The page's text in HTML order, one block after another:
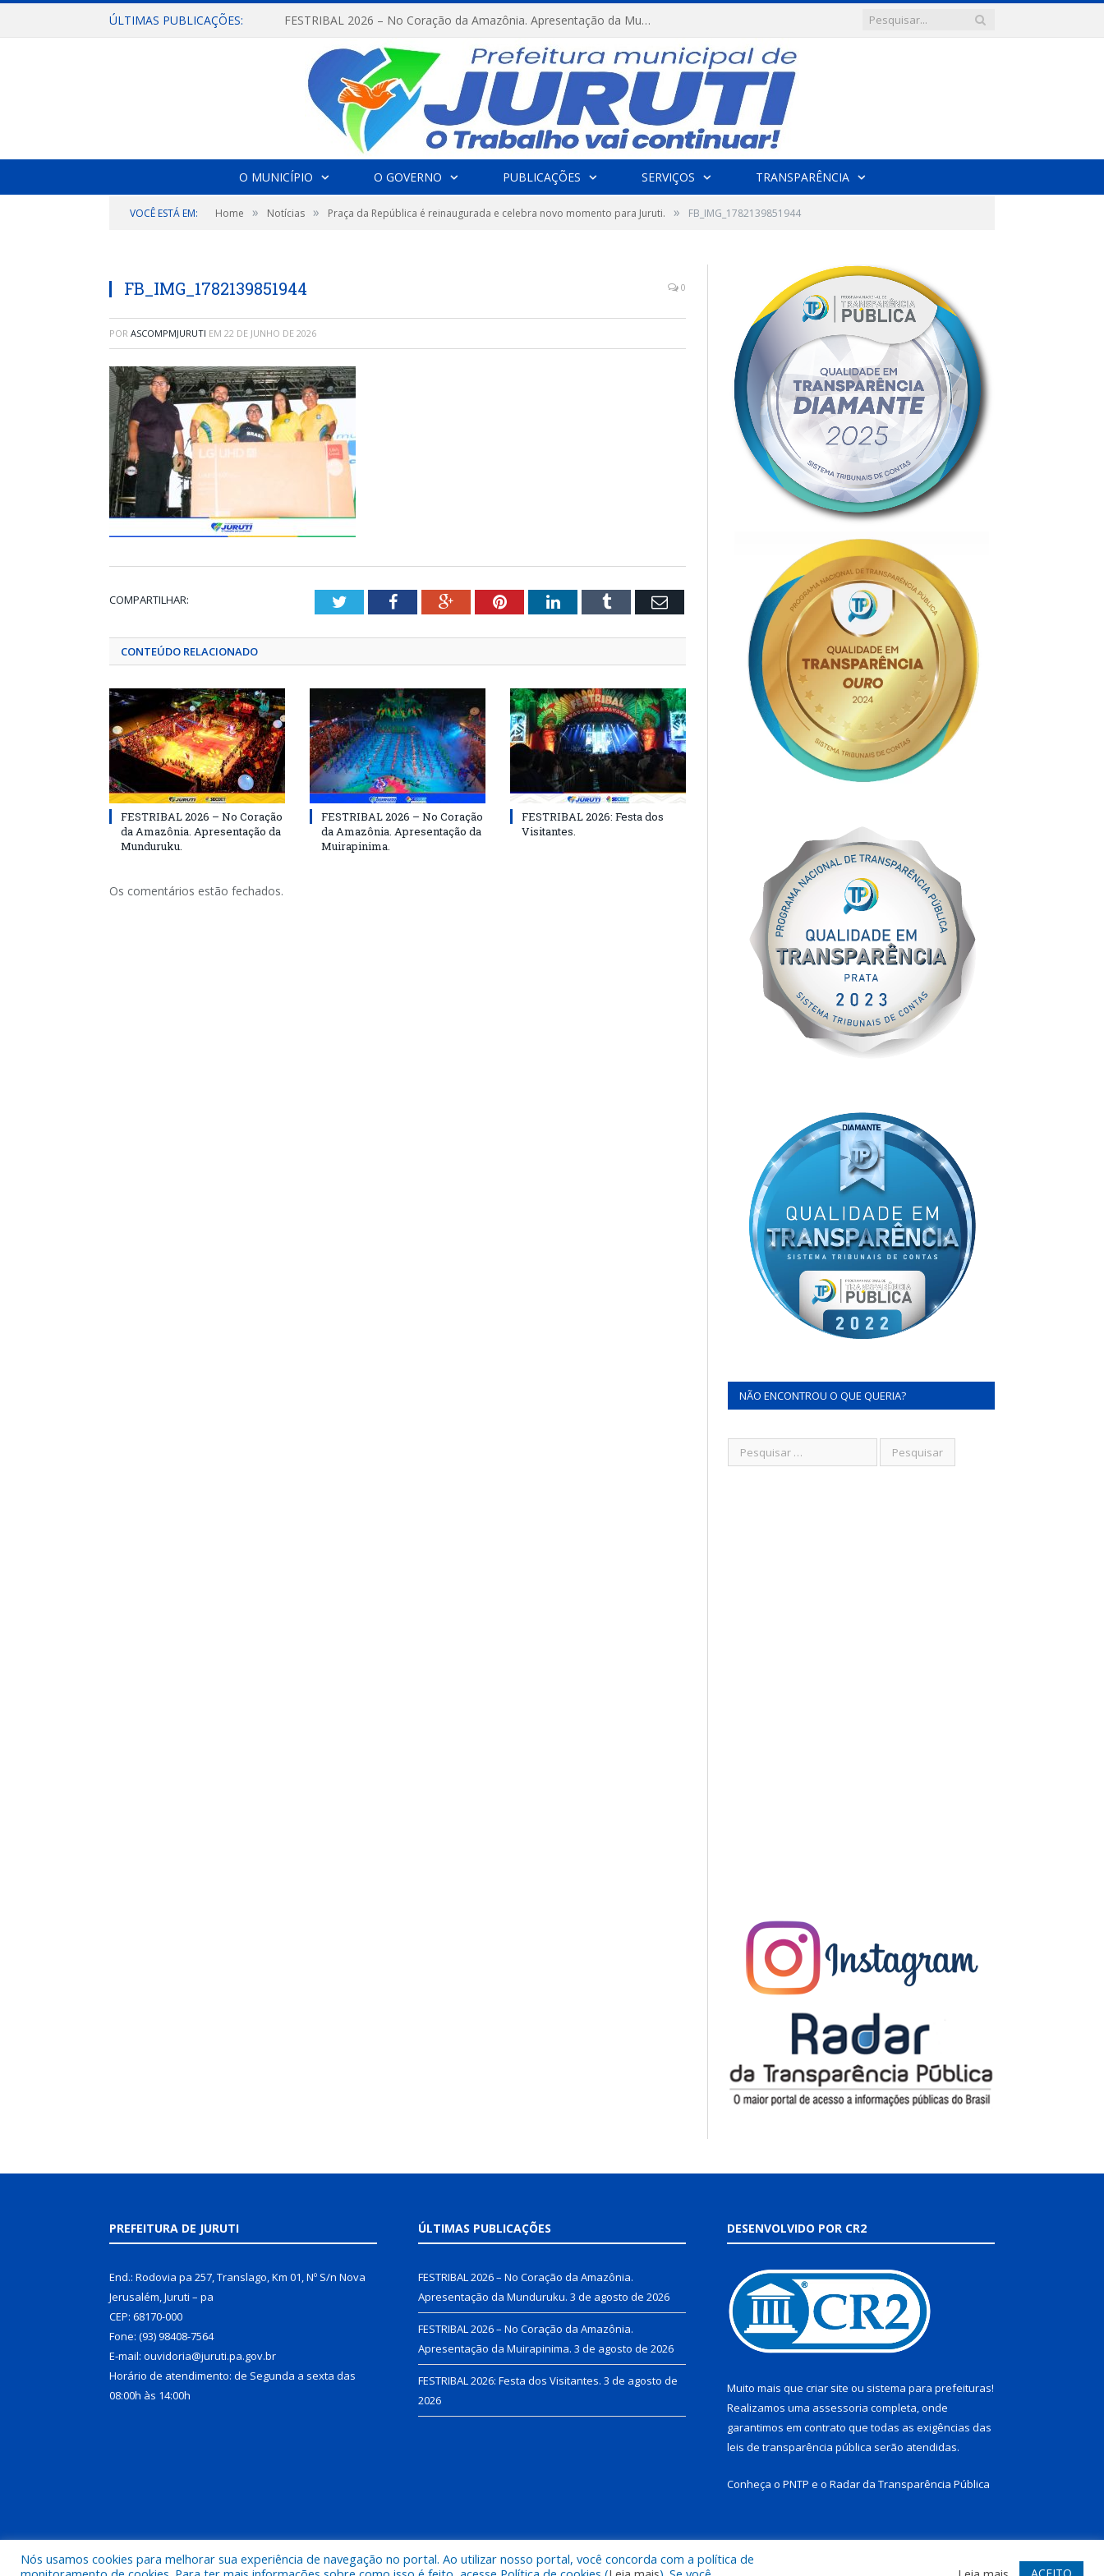
ÚLTIMAS PUBLICAÇÕES: FESTRIBAL 2026 – No Coração da Amazônia. Apresentação da Munduruku.
O MUNICÍPIO O GOVERNO PUBLICAÇÕES SERVIÇOS TRANSPARÊNCIA
VOCÊ ESTÁ EM: Home » Notícias » Praça da República é reinaugurada e celebra novo momento para Juruti. » FB_IMG_1782139851944
FB_IMG_1782139851944 0
POR ASCOMPMJURUTI EM 22 DE JUNHO DE 2026
COMPARTILHAR: TwitterFacebookGoogle+PinterestLinkedInTumblr Email
CONTEÚDO RELACIONADO
FESTRIBAL 2026 – No Coração
da Amazônia. Apresentação da
Munduruku.
FESTRIBAL 2026 – No Coração
da Amazônia. Apresentação da
Muirapinima.
FESTRIBAL 2026: Festa dos
Visitantes.
Os comentários estão fechados.
NÃO ENCONTROU O QUE QUERIA?
PREFEITURA DE JURUTI
End.: Rodovia pa 257, Translago, Km 01, Nº S/n Nova
Jerusalém, Juruti – pa
CEP: 68170-000
Fone: (93) 98408-7564
E-mail: ouvidoria@juruti.pa.gov.br
Horário de atendimento: de Segunda a sexta das
08:00h às 14:00h
ÚLTIMAS PUBLICAÇÕES
FESTRIBAL 2026 – No Coração da Amazônia.
Apresentação da Munduruku. 3 de agosto de 2026
FESTRIBAL 2026 – No Coração da Amazônia.
Apresentação da Muirapinima. 3 de agosto de 2026
FESTRIBAL 2026: Festa dos Visitantes. 3 de agosto de
2026
DESENVOLVIDO POR CR2
Muito mais que criar site ou sistema para prefeituras!
Realizamos uma assessoria completa, onde
garantimos em contrato que todas as exigências das
leis de transparência pública serão atendidas.
Conheça o PNTP e o Radar da Transparência Pública
Todos os direitos reservados a Prefeitura Municipal de Juruti. Mapa do Site Acessar Webmail
Nós usamos cookies para melhorar sua experiência de navegação no portal. Ao utilizar nosso portal, você concorda com a política de
ACEITO